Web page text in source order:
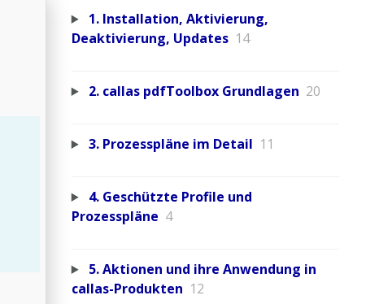
1. Installation, Aktivierung,
Deaktivierung, Updates 14
2. callas pdfToolbox Grundlagen 20
3. Prozesspläne im Detail 11
4. Geschützte Profile und
Prozesspläne 4
5. Aktionen und ihre Anwendung in
callas-Produkten 12